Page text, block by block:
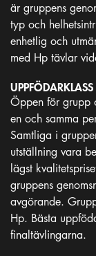
är gruppens
typ och
enhetlig och
med Hp tävlar
UPPFÖDARKLASS
Öppen för grupp
en och samma
Samtliga i
utställning vara
lägst
gruppens
avgörande.
Hp. Bästa
finaltävlingarna.